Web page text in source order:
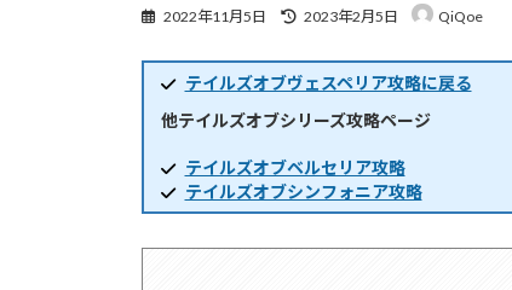
2022年11月5日
最
新
日
時
2023年2月5日 QiQoe
テイルズオブヴェスペリア攻略に戻る
他テイルズオブシリーズ攻略ページ
テイルズオブベルセリア攻略
テイルズオブシンフォニア攻略